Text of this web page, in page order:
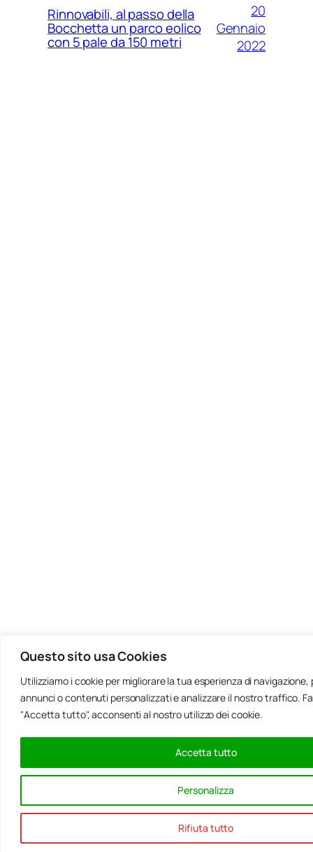
Questo sito usa Cookies
Utilizziamo i cookie per migliorare la tua esperienza di navigazione,
annunci o contenuti personalizzati e analizzare il nostro traffico.
"Accetta tutto", acconsenti al nostro utilizzo dei cookie.
Personalizza
Rifiuta tutto
Accetta tutto
Rinnovabili, al passo della
Bocchetta un parco eolico
con 5 pale da 150 metri
20
Gennaio
2022